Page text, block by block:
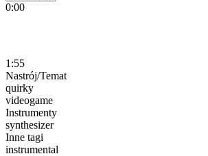
0:00
1:55
Nastrój/Temat
quirky
videogame
Instrumenty
synthesizer
Inne tagi
instrumental